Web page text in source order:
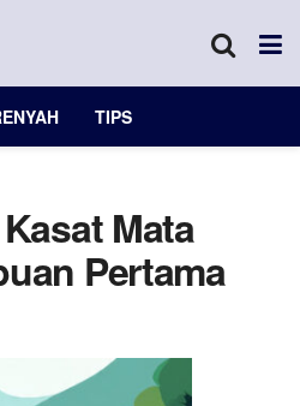
TIPS
Mata
Pertama